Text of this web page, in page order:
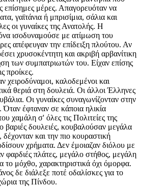
επίσημες μέρες. Απαγορευόταν να
γαϊτάνια ή μπρισίμια, σάλια και
οι γυναίκες της Ανατολής. Η
ισοδυναμούσε με ατίμωση του
απέφευγαν την επίδειξη πλούτου. Αν
χρυσοκέντητη και ακριβή αρβανίτικη
των συμπατριωτών του. Είχαν επίσης
προίκες.
χειροδύναμοι, καλοδεμένοι και
θεριά στη δουλειά. Οι άλλοι Έλληνες
Οι γυναίκες συναγωνίζονταν στην
Όταν έφταναν σε κάποια ηλικία
χαμάλη σ' όλες τις Πολιτείες της
βαριές δουλειές, κουβαλούσαν μεγάλα
δέχονταν και την πιο κουραστική
χρήματα. Δεν έμοιαζαν διόλου με
φαρδιές πλάτες, μεγάλο στήθος, μεγάλη
το μόχθο, χαρακτηριστικά όχι όμορφα.
δε διάλεξε ποτέ οδαλίσκες για το
της Πίνδου.